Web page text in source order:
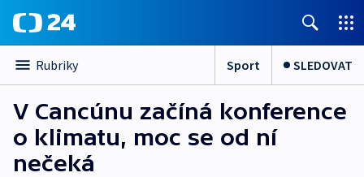
Rubriky Sport SLEDOVAT
V Cancúnu začíná konference
o klimatu, moc se od ní
nečeká